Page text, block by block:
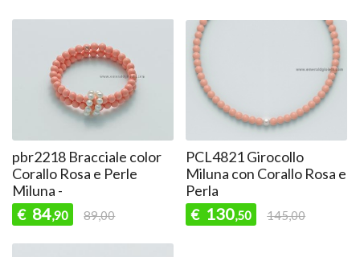
pbr2218 Bracciale color
Corallo Rosa e Perle
Miluna -
€ 84,90 89,00
PCL4821 Girocollo
Miluna con Corallo Rosa e
Perla
€ 130,50 145,00